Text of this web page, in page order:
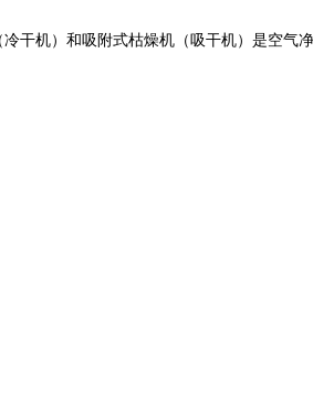
冷干机）和吸附式枯燥机（吸干机）是空气